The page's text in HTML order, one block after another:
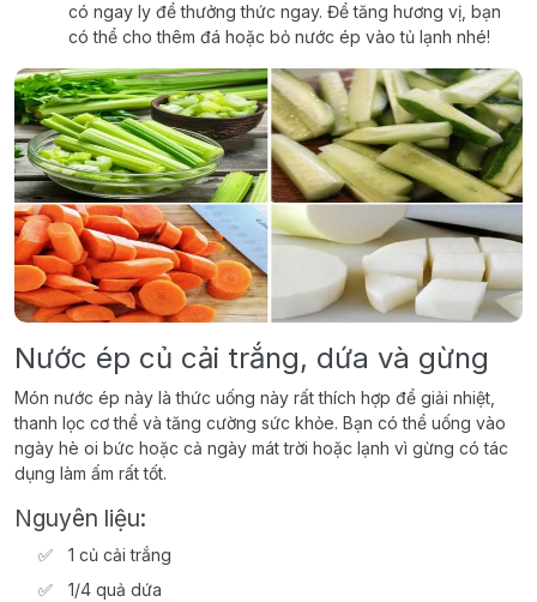
có ngay ly để thưởng thức ngay. Để tăng hương vị, bạn
có thể cho thêm đá hoặc bỏ nước ép vào tủ lạnh nhé!
Nước ép củ cải trắng, dứa và gừng
Món nước ép này là thức uống này rất thích hợp để giải nhiệt,
thanh lọc cơ thể và tăng cường sức khỏe. Bạn có thể uống vào
ngày hè oi bức hoặc cả ngày mát trời hoặc lạnh vì gừng có tác
dụng làm ấm rất tốt.
Nguyên liệu:
1 củ cải trắng
1/4 quả dứa